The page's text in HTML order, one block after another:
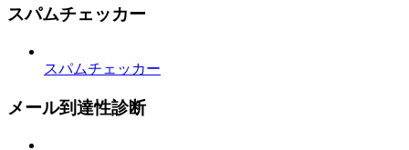
スパムチェッカー
スパムチェッカー
メール到達性診断